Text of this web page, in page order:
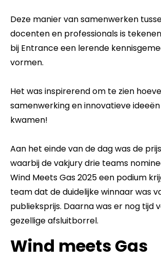
Deze manier van samenwerken
docenten en professionals is
bij Entrance een lerende
vormen.
Het was inspirerend om te zien
samenwerking en innovatieve
kwamen!
Aan het einde van de dag was de
waarbij de vakjury drie teams
Wind Meets Gas 2025 een podium
team dat de duidelijke winnaar was
publieksprijs. Daarna was er nog tijd
gezellige afsluitborrel.
Wind meets Gas